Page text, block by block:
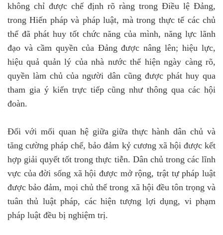
không chỉ được chế định rõ ràng trong Điều lệ Đảng,
trong Hiến pháp và pháp luật, mà trong thực tế các chủ
thể đã phát huy tốt chức năng của mình, năng lực lãnh
đạo và cầm quyền của Đảng được nâng lên; hiệu lực,
hiệu quả quản lý của nhà nước thể hiện ngày càng rõ,
quyền làm chủ của người dân cũng được phát huy qua
tham gia ý kiến trực tiếp cũng như thông qua các hội
đoàn.
Đối với mối quan hệ giữa giữa thực hành dân chủ và
tăng cường pháp chế, bảo đảm kỷ cương xã hội được kết
hợp giải quyết tốt trong thực tiễn. Dân chủ trong các lĩnh
vực của đời sống xã hội được mở rộng, trật tự pháp luật
được bảo đảm, mọi chủ thể trong xã hội đều tôn trọng và
tuân thủ luật pháp, các hiện tượng lợi dụng, vi phạm
pháp luật đều bị nghiệm trị.